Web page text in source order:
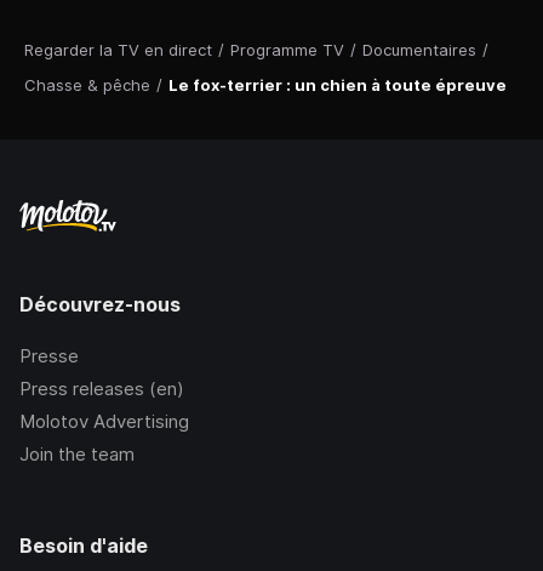
Regarder la TV en direct / Programme TV / Documentaires /
Chasse & pêche / Le fox-terrier : un chien à toute épreuve
Découvrez-nous
Presse
Press releases (en)
Molotov Advertising
Join the team
Besoin d'aide